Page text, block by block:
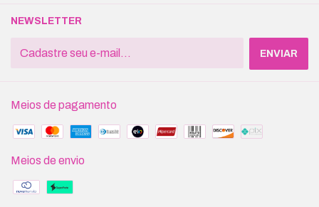
NEWSLETTER
Meios de pagamento
Meios de envio